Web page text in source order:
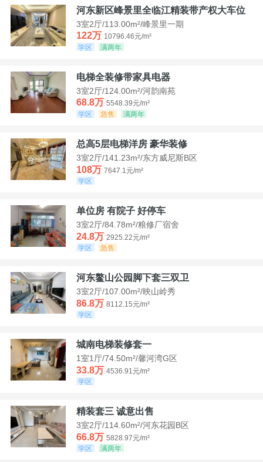
河东新区峰景里全临江精装带产权大车位
3室2厅/113.00m²/峰景里一期
122万 10796.46元/m²
学区
满两年
电梯全装修带家具电器
3室2厅/124.00m²/河韵南苑
68.8万 5548.39元/m²
学区
急售 满两年
总高5层电梯洋房 豪华装修
3室2厅/141.23m²/东方威尼斯B区
108万 7647.1元/m²
学区
单位房 有院子 好停车
3室2厅/84.78m²/粮修厂宿舍
24.8万 2925.22元/m²
学区
急售
河东鳌山公园脚下套三双卫
3室2厅/107.00m²/映山岭秀
86.8万 8112.15元/m²
学区
城南电梯装修套一
1室1厅/74.50m²/馨河湾G区
33.8万 4536.91元/m²
学区
精装套三 诚意出售
3室2厅/114.60m²/河东花园B区
66.8万 5828.97元/m²
学区
满两年